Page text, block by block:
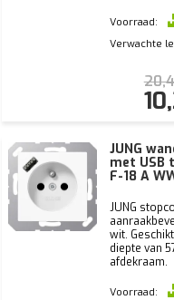
Voorraad:
Verwachte
JUNG
met USB
F-18 A
JUNG
wit.
diepte van
afdekraam.
Voorraad: